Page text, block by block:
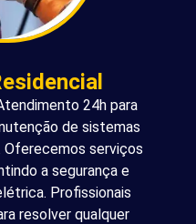
24h para
de sistemas
serviços
a segurança e
Profissionais
resolver qualquer